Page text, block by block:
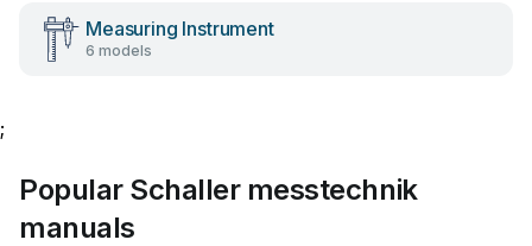
Measuring Instrument
6 models
;
Popular Schaller messtechnik
manuals